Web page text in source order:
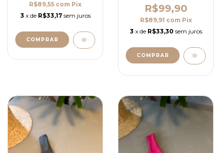
R$89,55 com Pix
3 x de R$33,17 sem juros
COMPRAR
R$99,90
R$89,91 com Pix
3 x de R$33,30 sem juros
COMPRAR